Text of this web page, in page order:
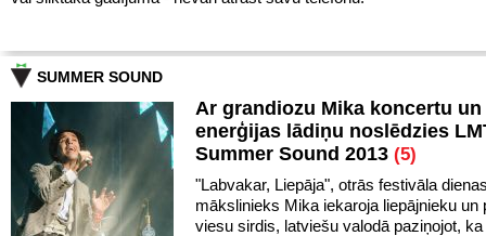
SUMMER SOUND
Ar grandiozu Mika koncertu
enerģijas lādiņu noslēdzies
Summer Sound 2013 (5)
"Labvakar, Liepāja", otrās festivāla
mākslinieks Mika iekaroja liepājnieku un
viesu sirdis, latviešu valodā paziņojot,